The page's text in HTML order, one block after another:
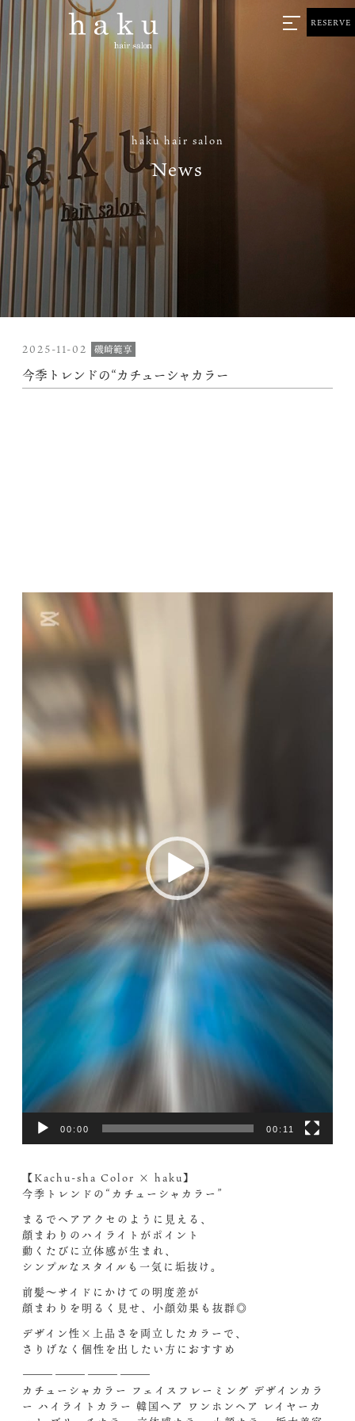
haku hair salon
News
RESERVE
2025-11-02 磯崎範享
今季トレンドの“カチューシャカラー
レ
00:00 00:11
【Kachu-sha Color × haku】
今季トレンドの“カチューシャカラー”
まるでヘアアクセのように見える、
顔まわりのハイライトがポイント
動くたびに立体感が生まれ、
シンプルなスタイルも一気に垢抜け。
前髪～サイドにかけての明度差が
顔まわりを明るく見せ、小顔効果も抜群◎
デザイン性×上品さを両立したカラーで、
さりげなく個性を出したい方におすすめ
――――――――――――
カチューシャカラー フェイスフレーミング デザインカラ
ー ハイライトカラー 韓国ヘア ワンホンヘア レイヤーカ